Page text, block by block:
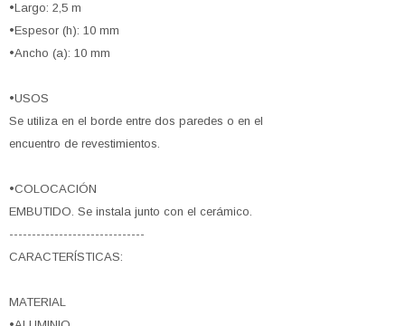
•Largo: 2,5 m
•Espesor (h): 10 mm
•Ancho (a): 10 mm
•USOS
Se utiliza en el borde entre dos paredes o en el
encuentro de revestimientos.
•COLOCACIÓN
EMBUTIDO. Se instala junto con el cerámico.
------------------------------
CARACTERÍSTICAS:
MATERIAL